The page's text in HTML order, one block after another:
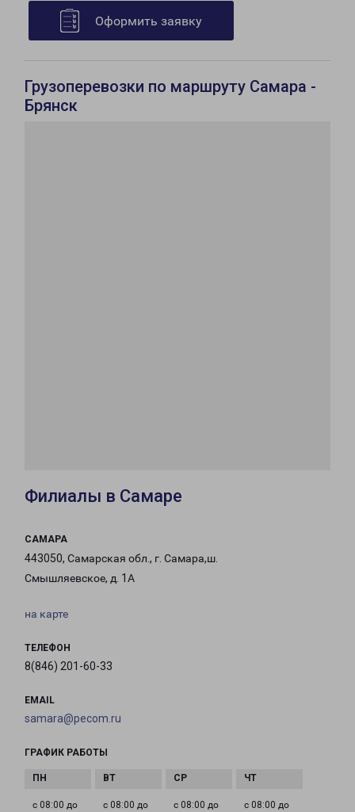
Оформить заявку
Грузоперевозки по маршруту Самара -
Брянск
Филиалы в Самаре
САМАРА
443050, Самарская обл., г. Самара,ш.
Смышляевское, д. 1А
на карте
ТЕЛЕФОН
8(846) 201-60-33
EMAIL
samara@pecom.ru
ГРАФИК РАБОТЫ
с 08:00 до
с 08:00 до
с 08:00 до
с 08:00 до